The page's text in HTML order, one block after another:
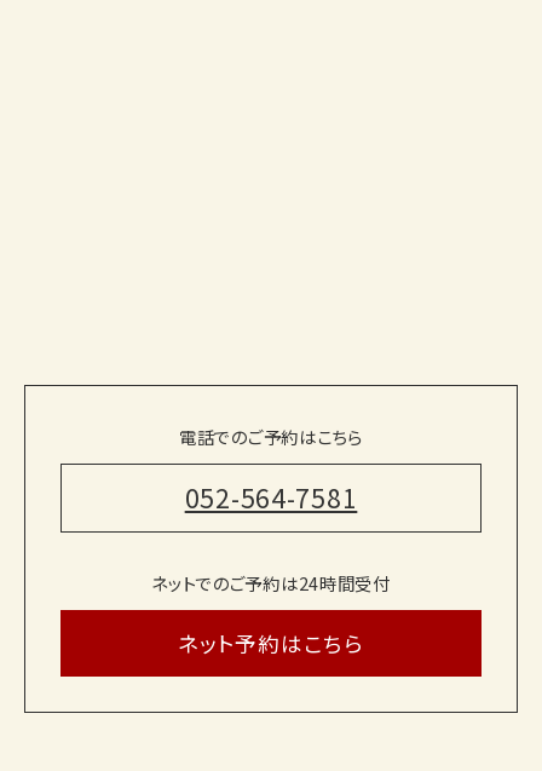
電話でのご予約はこちら
052-564-7581
ネットでのご予約は24時間受付
ネット予約はこちら